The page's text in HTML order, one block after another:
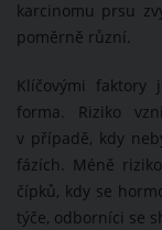
karcinomu prsu
poměrně různí.
Klíčovými
forma. Riziko
v případě, kdy
fázích. Méně
čípků, kdy se
týče, odborníci se